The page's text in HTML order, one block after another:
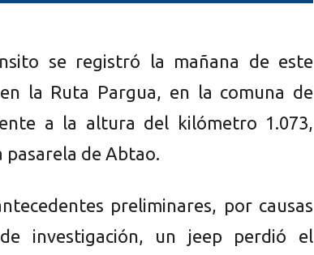
se registró la mañana de este
la Ruta Pargua, en la comuna de
a la altura del kilómetro 1.073,
pasarela de Abtao.
preliminares, por causas
investigación, un jeep perdió el